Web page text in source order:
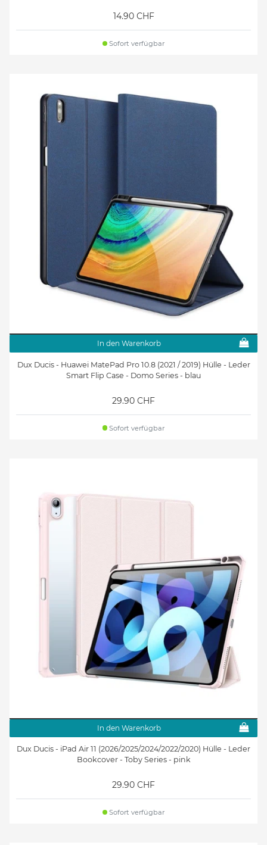
14.90 CHF
Sofort verfügbar
In den Warenkorb
Dux Ducis - Huawei MatePad Pro 10.8 (2021 / 2019) Hülle - Leder
Smart Flip Case - Domo Series - blau
29.90 CHF
Sofort verfügbar
In den Warenkorb
Dux Ducis - iPad Air 11 (2026/2025/2024/2022/2020) Hülle - Leder
Bookcover - Toby Series - pink
29.90 CHF
Sofort verfügbar